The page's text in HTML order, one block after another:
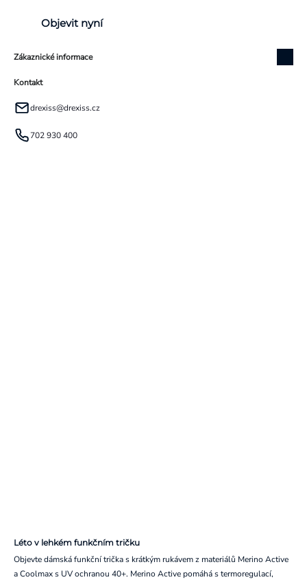
Objevit nyní
Zákaznické informace
Kontakt
drexiss@drexiss.cz
702 930 400
Léto v lehkém funkčním tričku
Objevte dámská funkční trička s krátkým rukávem z materiálů Merino Active
a Coolmax s UV ochranou 40+. Merino Active pomáhá s termoregulací,